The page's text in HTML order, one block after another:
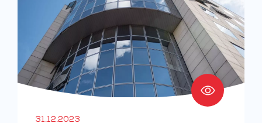
31.12.2023